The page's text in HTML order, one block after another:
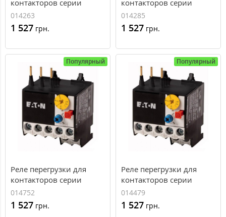
контакторов серии
DILEM Eaton ZE-0,16, доп.
контакты 1НЗ+1НО, 0,1-
0,16А
014263
1 527 грн.
контакторов серии
DILEM Eaton ZE-0,24, доп.
контакты 1НЗ+1НО, 0,16-
0,24А
014285
1 527 грн.
Популярный
Реле перегрузки для
контакторов серии
DILEM Eaton ZE-12, доп.
контакты 1НЗ+1НО, 9-
12А
014752
1 527 грн.
Популярный
Реле перегрузки для
контакторов серии
DILEM Eaton ZE-2,4, доп.
контакты 1НЗ+1НО, 1,6-
2,4А
014479
1 527 грн.